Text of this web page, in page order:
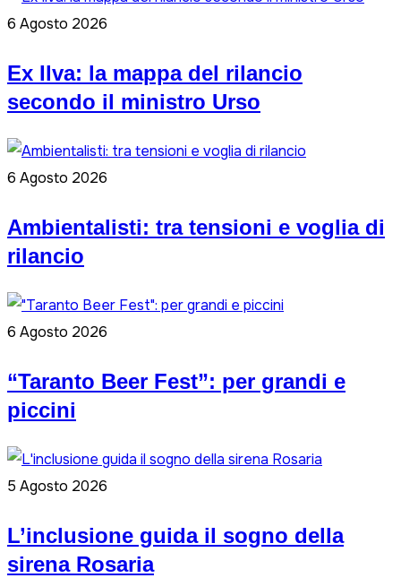
6 Agosto 2026
Ex Ilva: la mappa del rilancio
secondo il ministro Urso
6 Agosto 2026
Ambientalisti: tra tensioni e voglia di
rilancio
6 Agosto 2026
“Taranto Beer Fest”: per grandi e
piccini
5 Agosto 2026
L’inclusione guida il sogno della
sirena Rosaria